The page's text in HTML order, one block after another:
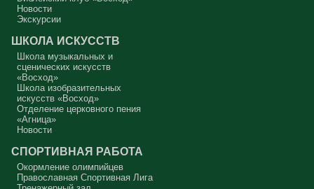
В нас должно быть внимание к тому, что время воздержания – это
дни для приготовления не только к Пасхе, а к Небесному Царству!
Это цель жизни. Я об этом забыл, я туда хочу, но я забыл. И я
сначала увидеть в себе этого урода, а потом начать с ним борьбу.
Аминь.
Протоиерей Андрей Алексеев
Новости
Экскурсии
ШКОЛА ИСКУССТВ
Школа музыкальных и
сценических искусств
«Восход»
Школа изобразительных
искусств «Восход»
Отделение церковного пения
«Агница»
Новости
СПОРТИВНАЯ РАБОТА
Окормление олимпийцев
Православная Спортивная Лига